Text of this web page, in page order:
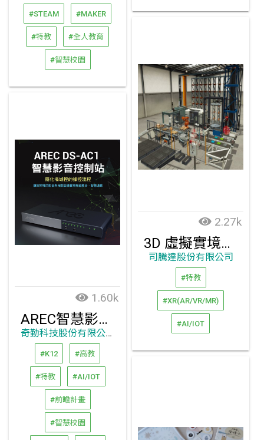
#STEAM #MAKER
#特教 #全人教育
#智慧校園
2.27k
3D 虛擬實境工廠教學教育設備
司騰達股份有限公司
#特教
#XR(AR/VR/MR)
#AI/IOT
1.60k
AREC智慧影音控制解決方案
奇勤科技股份有限公司
#K12 #高教
#特教 #AI/IOT
#前瞻計畫
#智慧校園